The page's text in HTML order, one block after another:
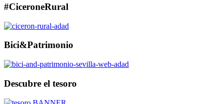
#CiceroneRural
Bici&Patrimonio
Descubre el tesoro